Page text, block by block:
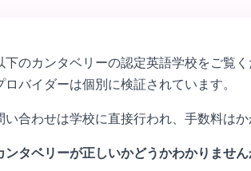
下のカンタベリーの認定英語学校をご覧
ロバイダーは個別に検証されています。
い合わせは学校に直接行われ、手数料は
ンタベリーが正しいかどうかわかりませ